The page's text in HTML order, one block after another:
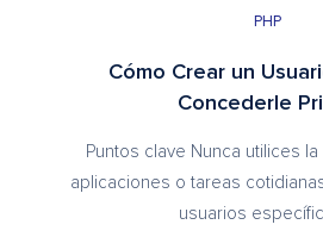
PHP
Cómo Crear un
Concederle
Puntos clave Nunca utilices
aplicaciones o tareas
usuarios